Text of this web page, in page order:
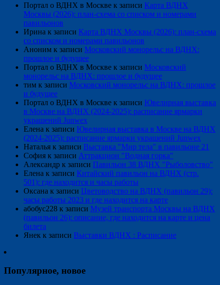
Портал о ВДНХ в Москве к записи Карта ВДНХ
Москвы (2026): план-схема со списком и номерами
павильонов
Ирина к записи Карта ВДНХ Москвы (2026): план-схема
со списком и номерами павильонов
Аноним к записи Московский монорельс на ВДНХ:
прошлое и будущее
Портал о ВДНХ в Москве к записи Московский
монорельс на ВДНХ: прошлое и будущее
тим к записи Московский монорельс на ВДНХ: прошлое
и будущее
Портал о ВДНХ в Москве к записи Ювелирная выставка
в Москве на ВДНХ (2024-2025): расписание ярмарки
украшений Junwex
Елена к записи Ювелирная выставка в Москве на ВДНХ
(2024-2025): расписание ярмарки украшений Junwex
Наталья к записи Выставка "Мир тела" в павильоне 21
София к записи Аттракцион "Водная горка"
Александр к записи Павильон 38 ВДНХ "Рыболовство"
Елена к записи Китайский павильон на ВДНХ (стр.
501): где находится и часы работы
Оксана к записи Цветоводство на ВДНХ (павильон 29):
часы работы 2023 и где находится на карте
абобус228 к записи Музей транспорта Москвы на ВДНХ
(павильон 26): описание, где находится на карте и цена
билета
Янек к записи Выставки ВДНХ : Расписание
Популярное, новое